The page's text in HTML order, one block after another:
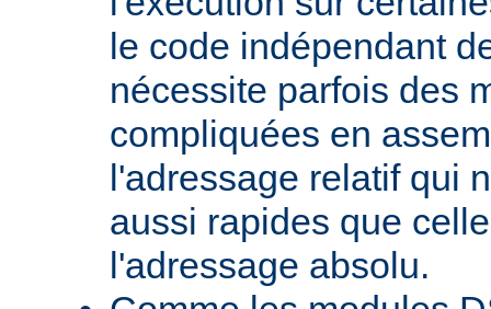
le code indépendant
nécessite parfois des
compliquées en
l'adressage relatif qui
aussi rapides que
l'adressage absolu.